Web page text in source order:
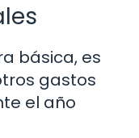
básica, es
gastos
el año